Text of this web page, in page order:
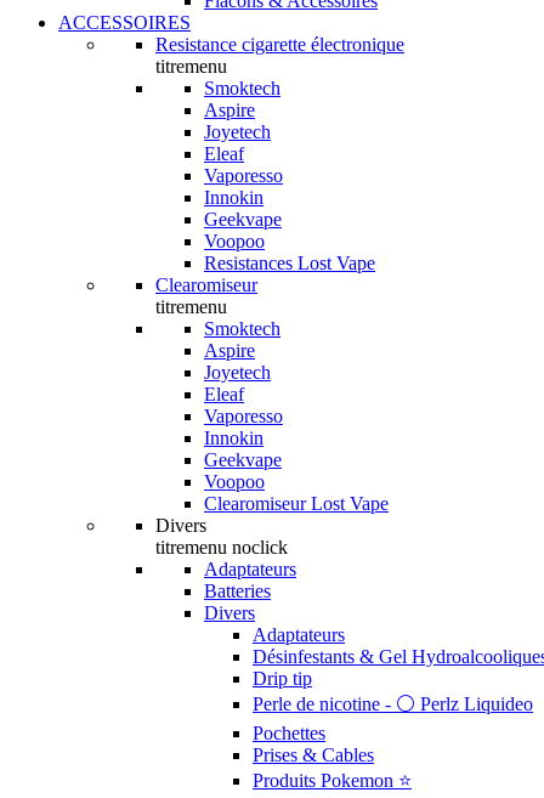
ACCESSOIRES
Resistance cigarette électronique
titremenu
Smoktech
Aspire
Joyetech
Eleaf
Vaporesso
Innokin
Geekvape
Voopoo
Resistances Lost Vape
Clearomiseur
titremenu
Smoktech
Aspire
Joyetech
Eleaf
Vaporesso
Innokin
Geekvape
Voopoo
Clearomiseur Lost Vape
Divers
titremenu noclick
Adaptateurs
Batteries
Divers
Adaptateurs
Désinfestants & Gel
Drip tip
Perle de nicotine - ⚪️ Perlz Liquideo
Pochettes
Prises & Cables
Produits Pokemon ⭐️